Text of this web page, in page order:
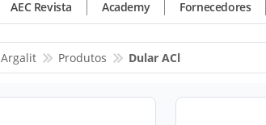
AEC Revista Academy Fornecedores
Argalit Produtos Dular ACl